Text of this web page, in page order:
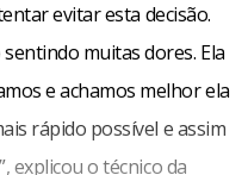
evitar esta decisão.
muitas dores. Ela
e achamos melhor ela
rápido possível e assim
explicou o técnico da